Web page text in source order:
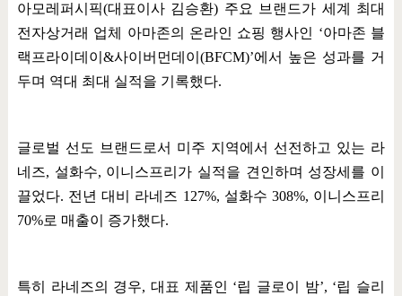
아모레퍼시픽(대표이사 김승환) 주요 브랜드가 세계 최대
전자상거래 업체 아마존의 온라인 쇼핑 행사인 ‘아마존 블
랙프라이데이 &사이버먼데이 (BFCM)’에서 높은 성과를 거
두며 역대 최대 실적을 기록했다.
글로벌 선도 브랜드로서 미주 지역에서 선전하고 있는 라
네즈, 설화수, 이니스프리가 실적을 견인하며 성장세를 이
끌었다. 전년 대비 라네즈 127%, 설화수 308%, 이니스프리
70%로 매출이 증가했다.
특히 라네즈의 경우, 대표 제품인 ‘립 글로이 밤’, ‘립 슬리